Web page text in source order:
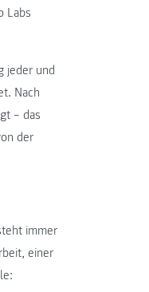
Labs
jeder und
Nach
– das
der
immer
einer